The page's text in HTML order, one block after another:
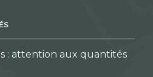
: attention aux quantités